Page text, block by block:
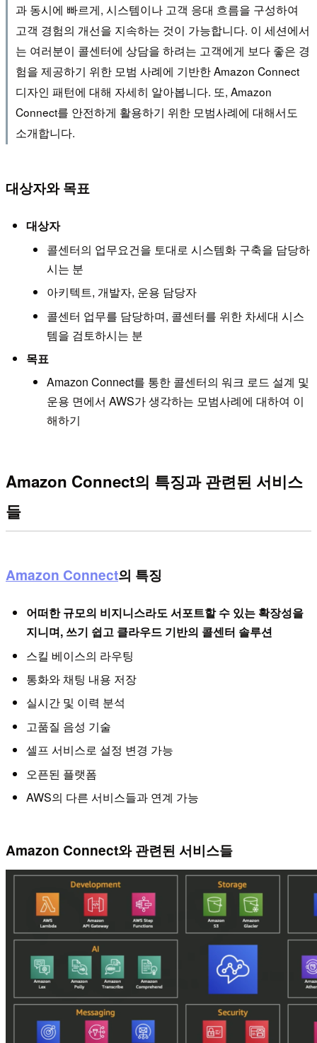
과 동시에 빠르게, 시스템이나 고객 응대 흐름을 구성하여
고객 경험의 개선을 지속하는 것이 가능합니다. 이 세션에서
는 여러분이 콜센터에 상담을 하려는 고객에게 보다 좋은 경
험을 제공하기 위한 모범 사례에 기반한 Amazon Connect
디자인 패턴에 대해 자세히 알아봅니다. 또, Amazon
Connect를 안전하게 활용하기 위한 모범사례에 대해서도
소개합니다.
대상자와 목표
대상자
콜센터의 업무요건을 토대로 시스템화 구축을 담당하
시는 분
아키텍트, 개발자, 운용 담당자
콜센터 업무를 담당하며, 콜센터를 위한 차세대 시스
템을 검토하시는 분
목표
Amazon Connect를 통한 콜센터의 워크 로드 설계 및
운용 면에서 AWS가 생각하는 모범사례에 대하여 이
해하기
Amazon Connect의 특징과 관련된 서비스
들
Amazon Connect의 특징
어떠한 규모의 비지니스라도 서포트할 수 있는 확장성을
지니며, 쓰기 쉽고 클라우드 기반의 콜센터 솔루션
스킬 베이스의 라우팅
통화와 채팅 내용 저장
실시간 및 이력 분석
고품질 음성 기술
셀프 서비스로 설정 변경 가능
오픈된 플랫폼
AWS의 다른 서비스들과 연계 가능
Amazon Connect와 관련된 서비스들